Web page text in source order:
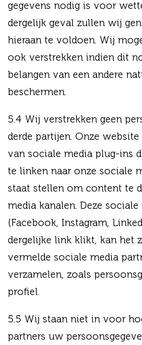
gegevens nodig is voor
dergelijk geval zullen wij
hieraan te voldoen. Wij
ook verstrekken indien dit
belangen van een andere
beschermen.
5.4 Wij verstrekken geen
derde partijen. Onze
van sociale media plug-ins
te linken naar onze sociale
staat stellen om content te
media kanalen. Deze
(Facebook, Instagram,
dergelijke link klikt, kan het
vermelde sociale media
verzamelen, zoals
profiel.
5.5 Wij staan niet in voor
partners uw